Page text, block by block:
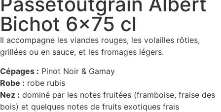
Bichot 6×75 cl
Il accompagne les viandes rouges, les volailles rôties,
grillées ou en sauce, et les fromages légers.
Cépages : Pinot Noir & Gamay
Robe : robe rubis
Nez : dominé par les notes fruitées (framboise, fraise des
bois) et quelques notes de fruits exotiques frais